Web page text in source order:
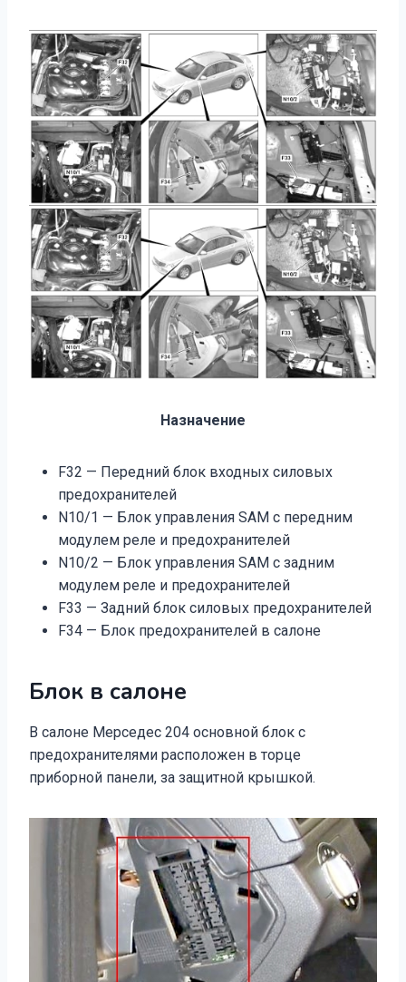
Назначение
F32 — Передний блок входных силовых
предохранителей
N10/1 — Блок управления SAM с передним
модулем реле и предохранителей
N10/2 — Блок управления SAM с задним
модулем реле и предохранителей
F33 — Задний блок силовых предохранителей
F34 — Блок предохранителей в салоне
Блок в салоне
В салоне Мерседес 204 основной блок с
предохранителями расположен в торце
приборной панели, за защитной крышкой.